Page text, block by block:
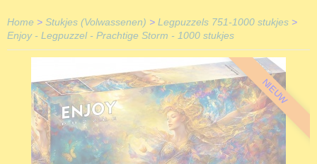
Home > Stukjes (Volwassenen) > Legpuzzels 751-1000 stukjes >
Enjoy - Legpuzzel - Prachtige Storm - 1000 stukjes
NIEUW